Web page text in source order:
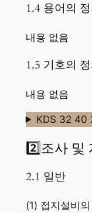
1.4 용어의
내용 없음
1.5 기호의
내용 없음
KDS 32 40
2️⃣조사 및
2.1 일반
(1) 접지설비